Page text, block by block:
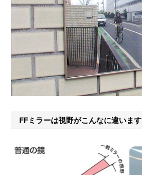
FFミラーは視野がこんなに違います